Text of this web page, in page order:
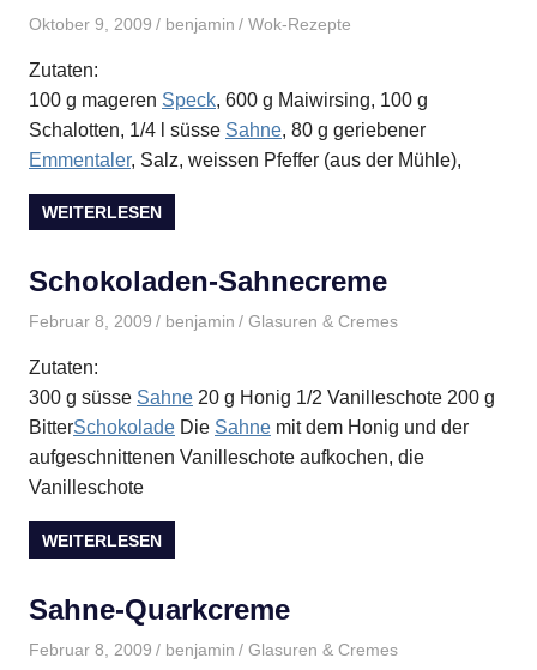
Oktober 9, 2009 benjamin Wok-Rezepte
Zutaten:
100 g mageren Speck, 600 g Maiwirsing, 100 g
Schalotten, 1/4 l süsse Sahne, 80 g geriebener
Emmentaler, Salz, weissen Pfeffer (aus der Mühle),
WEITERLESEN
Schokoladen-Sahnecreme
Februar 8, 2009 benjamin Glasuren & Cremes
Zutaten:
300 g süsse Sahne 20 g Honig 1/2 Vanilleschote 200 g
BitterSchokolade Die Sahne mit dem Honig und der
aufgeschnittenen Vanilleschote aufkochen, die
Vanilleschote
WEITERLESEN
Sahne-Quarkcreme
Februar 8, 2009 benjamin Glasuren & Cremes